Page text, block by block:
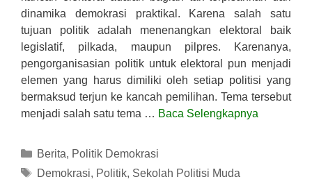
dinamika demokrasi praktikal. Karena salah satu
tujuan politik adalah menenangkan elektoral baik
legislatif, pilkada, maupun pilpres. Karenanya,
pengorganisasian politik untuk elektoral pun menjadi
elemen yang harus dimiliki oleh setiap politisi yang
bermaksud terjun ke kancah pemilihan. Tema tersebut
menjadi salah satu tema … Baca Selengkapnya
Kategori
Berita, Politik Demokrasi
Tag
Demokrasi, Politik, Sekolah Politisi Muda